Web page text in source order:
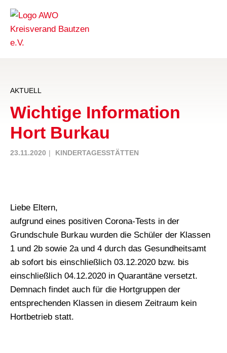
AKTUELL
Wichtige Information
Hort Burkau
23.11.2020 KINDERTAGESSTÄTTEN
Liebe Eltern,
aufgrund eines positiven Corona-Tests in der
Grundschule Burkau wurden die Schüler der Klassen
1 und 2b sowie 2a und 4 durch das Gesundheitsamt
ab sofort bis einschließlich 03.12.2020 bzw. bis
einschließlich 04.12.2020 in Quarantäne versetzt.
Demnach findet auch für die Hortgruppen der
entsprechenden Klassen in diesem Zeitraum kein
Hortbetrieb statt.